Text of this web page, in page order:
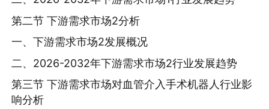
第二节 下游需求市场2分析
一、下游需求市场2发展概况
二、2026-2032年下游需求市场2行业发展趋势
第三节 下游需求市场对血管介入手术机器人行业影
响分析